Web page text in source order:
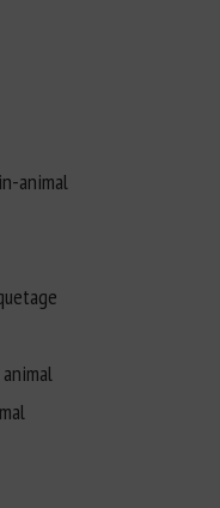
animal